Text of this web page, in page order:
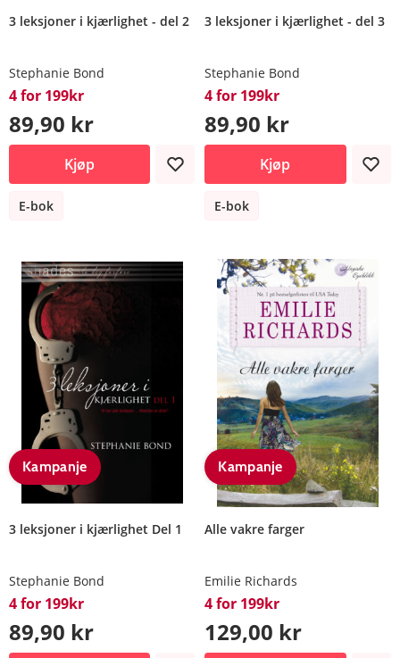
3 leksjoner i kjærlighet - del 2
Stephanie Bond
4 for 199kr
89,90 kr
Kjøp
E-bok
3 leksjoner i kjærlighet - del 3
Stephanie Bond
4 for 199kr
89,90 kr
Kjøp
E-bok
Kampanje
3 leksjoner i kjærlighet Del 1
Stephanie Bond
4 for 199kr
89,90 kr
Kampanje
Alle vakre farger
Emilie Richards
4 for 199kr
129,00 kr